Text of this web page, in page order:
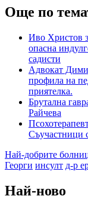
Още по
Иво Христов
опасна
садисти
Адвокат
профила на
приятелка.
Брутална
Райчева
Съучастници
Най-добрите
Георги инсулт д-р
Най-ново